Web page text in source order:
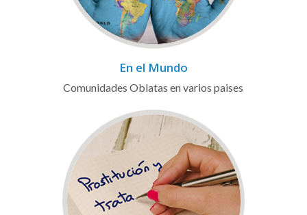
En el Mundo
Comunidades Oblatas en varios paises